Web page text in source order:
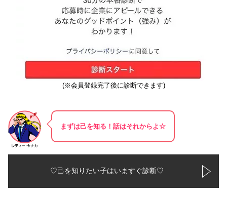
(※会員登録完了後に診断できます)
まずは己を知る！話はそれからよ☆
♡己を知りたい子はいますぐ診断♡